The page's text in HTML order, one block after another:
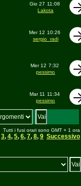
Gio 27 11:08
Lakota
Mer 12 10:26
sergio_radi
Mer 12 7:32
pessimo
Mar 11
11:34
pessimo
Tutti i fusi orari sono GMT + 1 ora
3, 4, 5, 6, 7, 8, 9 Successivo